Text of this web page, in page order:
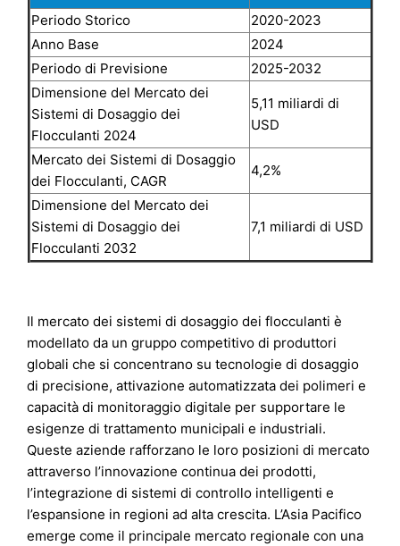
Periodo Storico
2020-2023
Anno Base
2024
Periodo di Previsione
2025-2032
Dimensione del Mercato dei
Sistemi di Dosaggio dei
Flocculanti 2024
5,11 miliardi di
USD
Mercato dei Sistemi di Dosaggio
dei Flocculanti, CAGR
4,2%
Dimensione del Mercato dei
Sistemi di Dosaggio dei
Flocculanti 2032
7,1 miliardi di USD
Il mercato dei sistemi di dosaggio dei flocculanti è
modellato da un gruppo competitivo di produttori
globali che si concentrano su tecnologie di dosaggio
di precisione, attivazione automatizzata dei polimeri e
capacità di monitoraggio digitale per supportare le
esigenze di trattamento municipali e industriali.
Queste aziende rafforzano le loro posizioni di mercato
attraverso l’innovazione continua dei prodotti,
l’integrazione di sistemi di controllo intelligenti e
l’espansione in regioni ad alta crescita. L’Asia Pacifico
emerge come il principale mercato regionale con una